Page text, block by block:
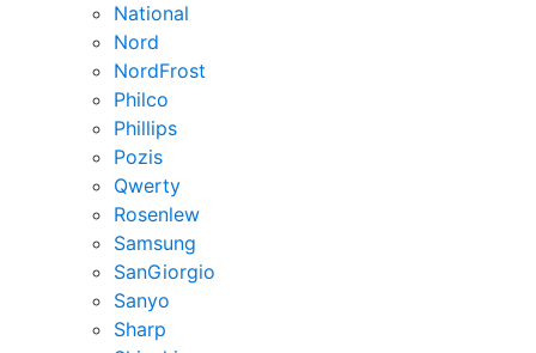
National
Nord
NordFrost
Philco
Phillips
Pozis
Qwerty
Rosenlew
Samsung
SanGiorgio
Sanyo
Sharp